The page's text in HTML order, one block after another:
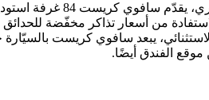
من أسعار تذاكر مخفّضة
الفندق أيضًا.